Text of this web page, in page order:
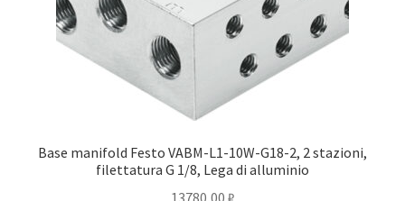
Base manifold Festo VABM-L1-10W-G18-2, 2 stazioni,
filettatura G 1/8, Lega di alluminio
13780,00 ₽